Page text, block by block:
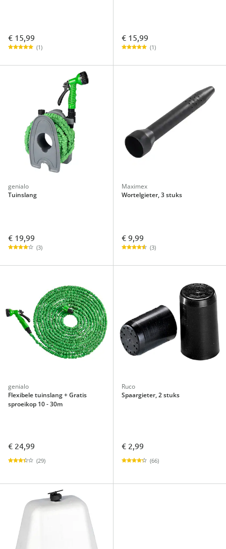
€ 15,99
(1)
€ 15,99
(1)
genialo
Tuinslang
€ 19,99
(3)
Maximex
Wortelgieter, 3 stuks
€ 9,99
(3)
genialo
Flexibele tuinslang + Gratis
sproeikop 10 - 30m
€ 24,99
(29)
Ruco
Spaargieter, 2 stuks
€ 2,99
(66)